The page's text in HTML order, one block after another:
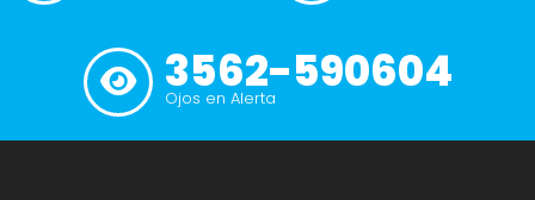
3562-590604
Ojos en Alerta